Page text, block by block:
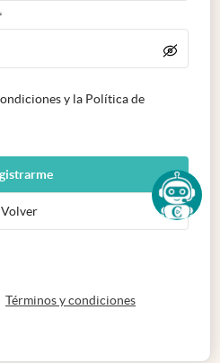
y la Política de
Volver
nueva pestaña
Términos y condicionesabre en nueva